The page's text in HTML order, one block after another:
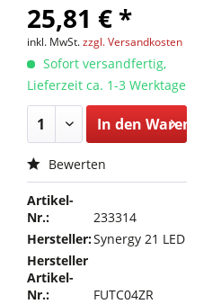
25,81 € *
inkl. MwSt.zzgl. Versandkosten
Sofort versandfertig,
Lieferzeit ca. 1-3 Werktage
In den Warenkorb
Bewerten
Artikel-
Nr.:
233314
Hersteller:Synergy 21 LED
Hersteller
Artikel-
Nr.:
FUTC04ZR